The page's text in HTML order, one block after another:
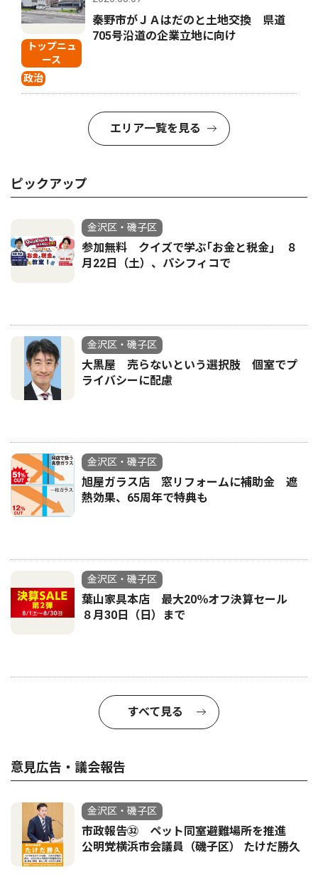
トップニュ
ース
政治
秦野市がＪＡはだのと土地交換 県道
705号沿道の企業立地に向け
エリア一覧を見る
ピックアップ
金沢区・磯子区
参加無料 クイズで学ぶ｢お金と税金｣ ８
月22日（土）、パシフィコで
金沢区・磯子区
大黒屋 売らないという選択肢 個室でプ
ライバシーに配慮
金沢区・磯子区
旭屋ガラス店 窓リフォームに補助金 遮
熱効果、65周年で特典も
金沢区・磯子区
葉山家具本店 最大20％オフ決算セール
８月30日（日）まで
すべて見る
意見広告・議会報告
金沢区・磯子区
市政報告㉜ ペット同室避難場所を推進
公明党横浜市会議員（磯子区） たけだ勝久